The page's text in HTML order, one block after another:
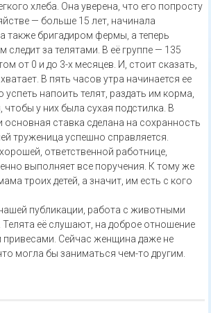
хлеба. Она уверена, что его попросту
— больше 15 лет, начинала
также бригадиром фермы, а теперь
за телятами. В её группе — 135
от 0 и до 3-х месяцев. И, стоит сказать,
В пять часов утра начинается ее
напоить телят, раздать им корма,
у них была сухая подстилка. В
основная ставка сделана на сохранность
труженица успешно справляется.
ответственной работнице,
выполняет все поручения. К тому же
троих детей, а значит, им есть с кого
публикации, работа с животными
Телята её слушают, на доброе отношение
Сейчас женщина даже не
могла бы заниматься чем-то другим.